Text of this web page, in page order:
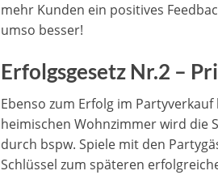
mehr Kunden ein positives
umso besser!
Erfolgsgesetz Nr.2 –
Ebenso zum Erfolg im
heimischen Wohnzimmer wird die
durch bspw. Spiele mit den
Schlüssel zum späteren